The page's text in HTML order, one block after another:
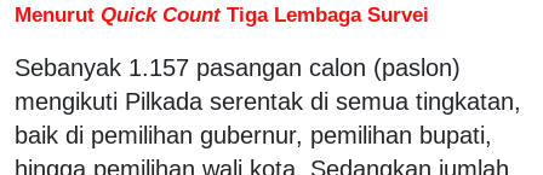
Menurut Quick Count Tiga Lembaga Survei
Sebanyak 1.157 pasangan calon (paslon)
mengikuti Pilkada serentak di semua tingkatan,
baik di pemilihan gubernur, pemilihan bupati,
hingga pemilihan wali kota. Sedangkan jumlah